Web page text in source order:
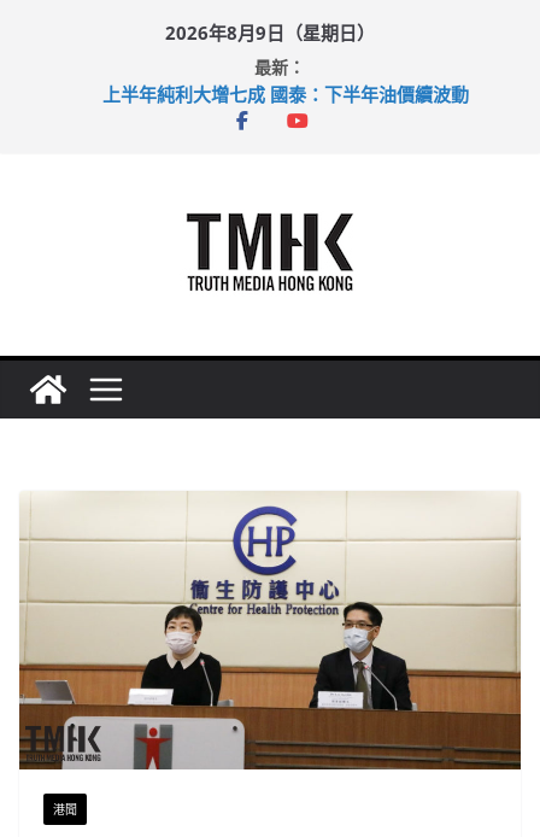
2026年8月9日（星期日）
最新：
上半年純利大增七成 國泰：下半年油價續波動
拜仁熱身賽挫維拉 啟德主場館奪錦標
港聞